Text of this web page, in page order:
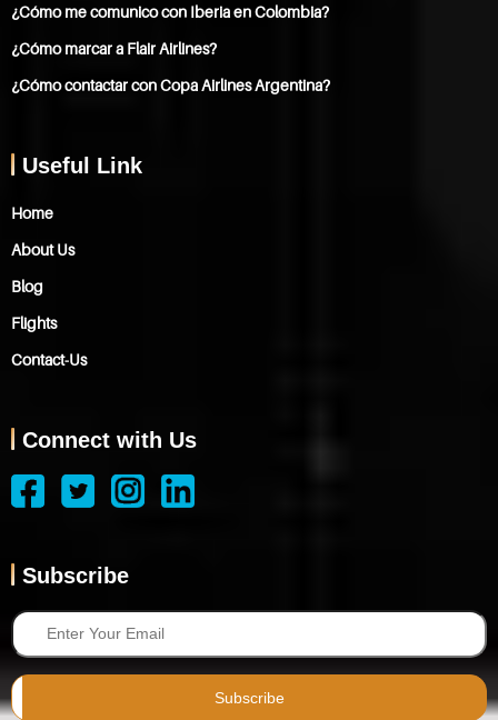
¿Cómo me comunico con Iberia en Colombia?
¿Cómo marcar a Flair Airlines?
¿Cómo contactar con Copa Airlines Argentina?
Useful Link
Home
About Us
Blog
Flights
Contact-Us
Connect with Us
Subscribe
Subscribe